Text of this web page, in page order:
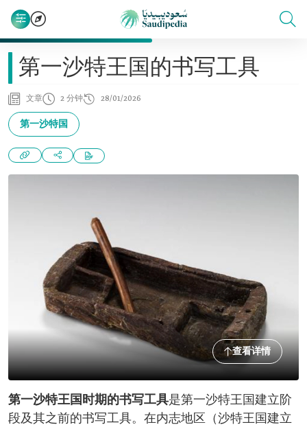
第一沙特王国的书写工具
文章 2 分钟 28/01/2026
第一沙特国
查看详情
第一沙特王国时期的书写工具是第一沙特王国建立阶
段及其之前的书写工具。在内志地区（沙特王国建立